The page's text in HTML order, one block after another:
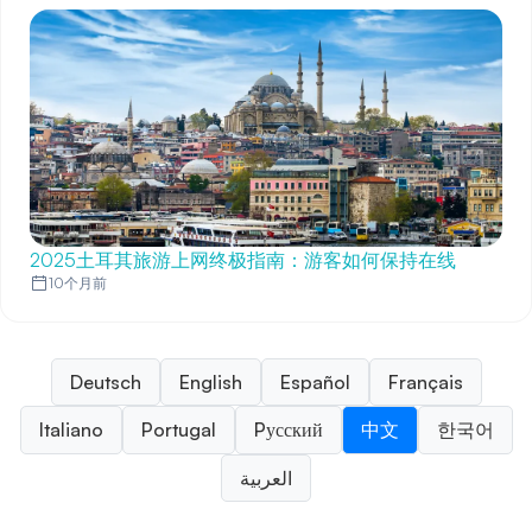
2025土耳其旅游上网终极指南：游客如何保持在线
10个月前
Deutsch English Español
Français
Italiano
Portugal Pусский 中文 한국어
العربية